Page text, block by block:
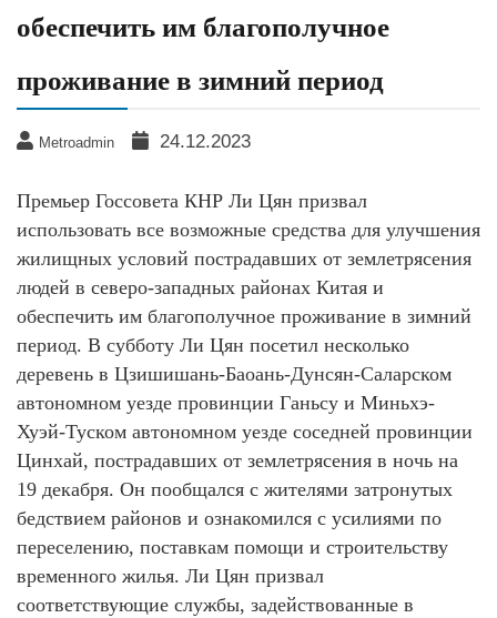
обеспечить им благополучное
проживание в зимний период
Metroadmin 24.12.2023
Премьер Госсовета КНР Ли Цян призвал
использовать все возможные средства для улучшения
жилищных условий пострадавших от землетрясения
людей в северо-западных районах Китая и
обеспечить им благополучное проживание в зимний
период. В субботу Ли Цян посетил несколько
деревень в Цзишишань-Баоань-Дунсян-Саларском
автономном уезде провинции Ганьсу и Миньхэ-
Хуэй-Туском автономном уезде соседней провинции
Цинхай, пострадавших от землетрясения в ночь на
19 декабря. Он пообщался с жителями затронутых
бедствием районов и ознакомился с усилиями по
переселению, поставкам помощи и строительству
временного жилья. Ли Цян призвал
соответствующие службы, задействованные в